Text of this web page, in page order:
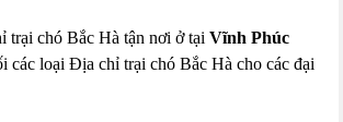
trại chó Bắc Hà tận nơi ở tạiVĩnh Phúc
các loại Địa chỉ trại chó Bắc Hà cho các đại